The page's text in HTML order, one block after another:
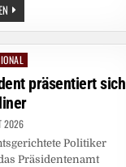
DEUTSCHLAND-
LIVEBLOG:
DEMONSTRATION
GEGEN
BUNDESREGIERUNG
IN
PLAUEN
präsentiert sich
2026
Politiker
Präsidentenamt